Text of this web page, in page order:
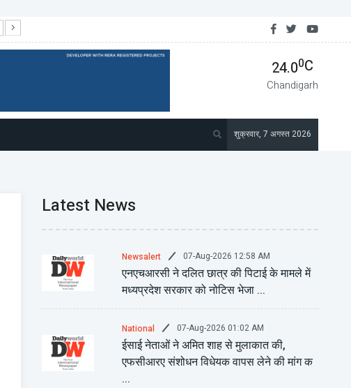
24.00C
Chandigarh
शुक्रवार, 7 अगस्त 2026
Latest News
Newsalert 07-Aug-2026 12:58 AM
एनएचआरसी ने दलित छात्र की पिटाई के मामले में
मध्यप्रदेश सरकार को नोटिस भेजा ...
National 07-Aug-2026 01:02 AM
ईसाई नेताओं ने अमित शाह से मुलाकात की,
एफसीआरए संशोधन विधेयक वापस लेने की मांग क
...